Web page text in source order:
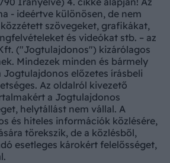
- ideértve különösen, de nem
szövegeket, grafikákat,
és videókat stb. – az
("Jogtulajdonos") kizárólagos
Mindezek minden és bármely
Jogtulajdonos előzetes írásbeli
Az oldalról kivezető
a Jogtulajdonos
helytállást nem vállal. A
és hiteles információk közlésére,
törekszik, de a közlésből,
esetleges károkért felelősséget,